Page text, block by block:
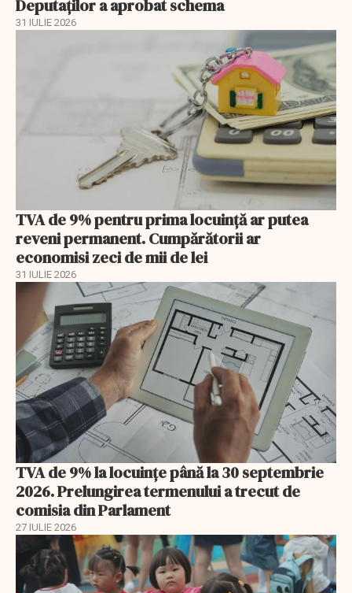
Deputaților a aprobat schema
31 IULIE 2026
TVA de 9% pentru prima locuință ar putea
reveni permanent. Cumpărătorii ar
economisi zeci de mii de lei
31 IULIE 2026
TVA de 9% la locuințe până la 30 septembrie
2026. Prelungirea termenului a trecut de
comisia din Parlament
27 IULIE 2026